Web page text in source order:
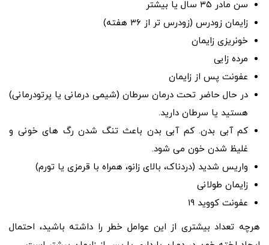
سن مادر ۳۵ سال یا بیشتر
زایمان زودرس (زودرس تر از ۳۶ هفته)
خونریزی زایمان
مرده زایی
عفونت پس از زایمان
در حال حاضر تحت درمان سرطان (شیمی درمانی یا پرتودرمانی)
هستید یا سرطان دارید.
کم آبی بدن. کم آبی بدن باعث تنگ شدن رگ های خونی و
غلیظ شدن خون می شود.
واریس شدید (دردناک، بالای زانو، همراه با قرمزی یا تورم)
زایمان طولانی
عفونت کووید ۱۹
هرچه تعداد بیشتری از این عوامل خطر را داشته باشید، احتمال